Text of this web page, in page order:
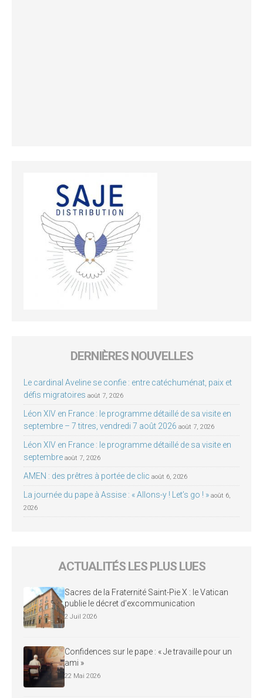
DERNIÈRES NOUVELLES
Le cardinal Aveline se confie : entre catéchuménat, paix et
défis migratoires août 7, 2026
Léon XIV en France : le programme détaillé de sa visite en
septembre – 7 titres, vendredi 7 août 2026 août 7, 2026
Léon XIV en France : le programme détaillé de sa visite en
septembre août 7, 2026
AMEN : des prêtres à portée de clic août 6, 2026
La journée du pape à Assise : « Allons-y ! Let’s go ! » août 6,
2026
ACTUALITÉS LES PLUS LUES
Sacres de la Fraternité Saint-Pie X : le Vatican
publie le décret d’excommunication
2 Juil 2026
Confidences sur le pape : « Je travaille pour un
ami »
22 Mai 2026